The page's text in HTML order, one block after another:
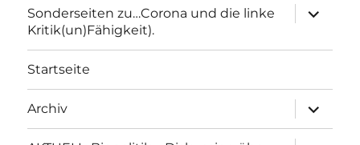
Sonderseiten zu…Corona und die linke
Kritik(un)Fähigkeit).
anzeigen
Startseite
Archiv
anzeigen